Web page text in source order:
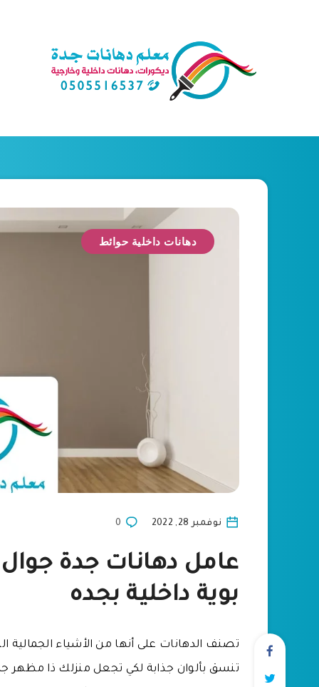
دهانات داخلية حوائط
نوفمبر 28, 2022 0
بوية داخلية بجده
تصنف الدهانات على أنها من الأشياء الجمالية
تنسق بألوان جذابة لكي تجعل منزلك ذا مظهر